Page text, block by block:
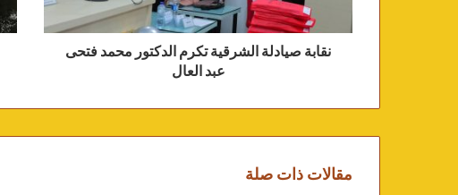
نقابة صيادلة الشرقية تكرم الدكتور محمد فتحى
عبد العال
مقالات ذات صلة